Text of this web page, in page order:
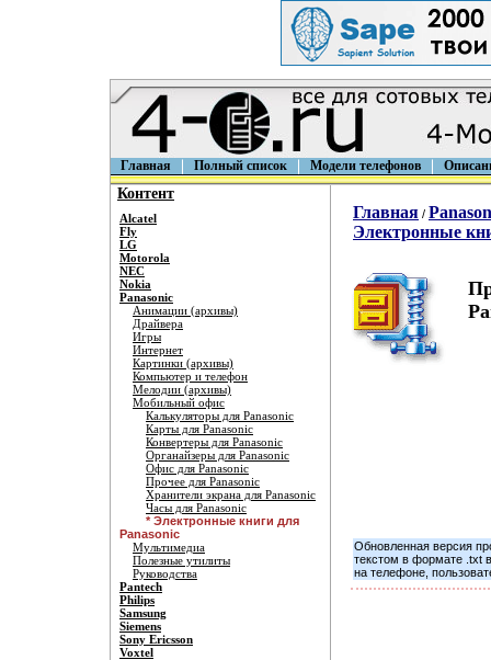
Главная Полный список Модели телефонов
Контент
Alcatel
Fly
LG
Motorola
NEC
Nokia
Panasonic
Анимации (архивы)
Драйвера
Игры
Интернет
Картинки (архивы)
Компьютер и телефон
Мелодии (архивы)
Мобильный офис
Калькуляторы для Panasonic
Карты для Panasonic
Конвертеры для Panasonic
Органайзеры для Panasonic
Офис для Panasonic
Прочее для Panasonic
Хранители экрана для Panasonic
Часы для Panasonic
* Электронные книги для
Panasonic
Мультимедиа
Полезные утилиты
Руководства
Pantech
Philips
Samsung
Siemens
Sony Ericsson
Voxtel
Главная /
Электронные
Обновленная версия
текстом в формате .txt
на телефоне,